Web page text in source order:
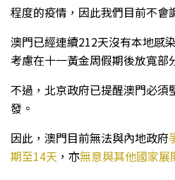
程度的疫情，因此我們目前不會
澳門已經連續212天沒有本地感
考慮在十一黃金周假期後放寬部
不過，北京政府已提醒澳門必須
發。
因此，澳門目前無法與內地政府
期至14天 ，亦無意與其他國家展